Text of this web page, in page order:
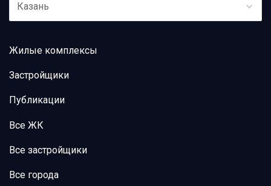
Казань
Жилые комплексы
Застройщики
Публикации
Все ЖК
Все застройщики
Все города